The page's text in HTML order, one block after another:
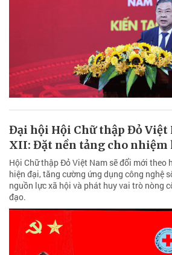
Đại hội Hội Chữ thập Đỏ Việt
XII: Đặt nền tảng cho nhiệm
Hội Chữ thập Đỏ Việt Nam sẽ đổi mới theo
hiện đại, tăng cường ứng dụng công nghệ
nguồn lực xã hội và phát huy vai trò nòng
đạo.